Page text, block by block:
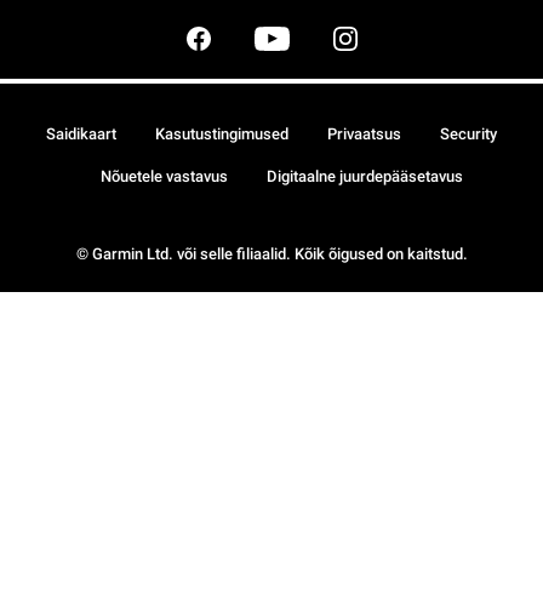
© Garmin Ltd. või selle filiaalid. Kõik õigused on kaitstud.
Saidikaart Kasutustingimused Privaatsus Security
Nõuetele vastavus Digitaalne juurdepääsetavus